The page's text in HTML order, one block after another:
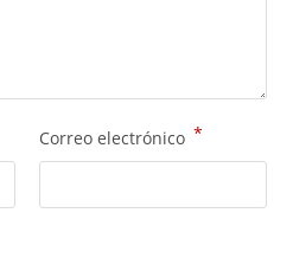
Correo electrónico *